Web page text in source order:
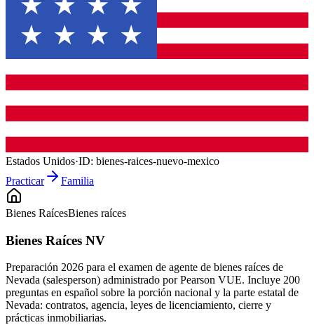
Estados Unidos·ID: bienes-raices-nuevo-mexico
Practicar
Familia
Bienes RaícesBienes raíces
Bienes Raíces NV
Preparación 2026 para el examen de agente de bienes raíces de
Nevada (salesperson) administrado por Pearson VUE. Incluye 200
preguntas en español sobre la porción nacional y la parte estatal de
Nevada: contratos, agencia, leyes de licenciamiento, cierre y
prácticas inmobiliarias.